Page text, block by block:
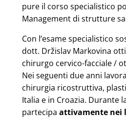
pure il corso specialistico
Management di strutture
Con l’esame specialistico
dott. Držislav Markovina
chirurgo cervico-facciale /
Nei seguenti due anni
chirurgia ricostruttiva,
Italia e in Croazia. Durante
partecipa attivamente nei